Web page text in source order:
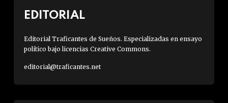
EDITORIAL
Editorial Traficantes de Sueños. Especializadas en ensayo
político bajo licencias Creative Commons.
editorial@traficantes.net